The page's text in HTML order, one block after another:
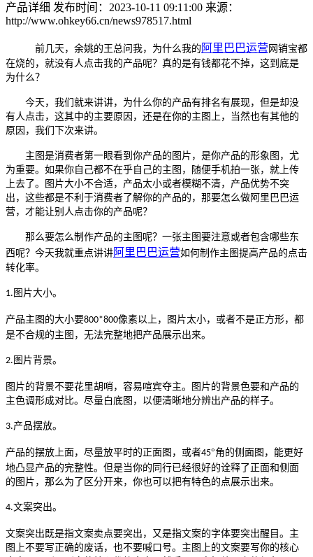
产品详细 发布时间：2023-10-11 09:11:00 来源：
http://www.ohkey66.cn/news978517.html
前几天，余姚的王总问我，为什么我的 阿里巴巴运营 网销宝都
在烧的，就没有人点击我的产品呢？真的是有钱都花不掉，这到底是
为什么？
今天，我们就来讲讲，为什么你的产品有排名有展现，但是却没
有人点击，这其中的主要原因，还是在你的主图上，当然也有其他的
原因，我们下次来讲。
主图是消费者第一眼看到你产品的图片，是你产品的形象图，尤
为重要。如果你自己都不在乎自己的主图，随便手机拍一张，就上传
上去了。图片大小不合适，产品太小或者模糊不清，产品优势不突
出，这些都是不利于消费者了解你的产品的，那要怎么做阿里巴巴运
营，才能让别人点击你的产品呢？
那么要怎么制作产品的主图呢？一张主图要注意或者包含哪些东
西呢？今天我就重点讲讲 阿里巴巴运营如何制作主图提高产品的点击
转化率。
1. 图片大小。
产品主图的大小要800*800像素以上，图片太小，或者不是正方形，都
是不合规的主图，无法完整地把产品展示出来。
2. 图片背景。
图片的背景不要花里胡哨，容易喧宾夺主。图片的背景色要和产品的
主色调形成对比。尽量白底图，以便清晰地分辨出产品的样子。
3.产品摆放。
产品的摆放上面，尽量放平时的正面图，或者45°角的侧面图，能更好
地凸显产品的完整性。但是当你的同行已经很好的诠释了正面和侧面
的图片，那么为了区分开来，你也可以把有特色的点展示出来。
4.文案突出。
文案突出既是指文案卖点要突出，又是指文案的字体要突出醒目。主
图上不要写正确的废话，也不要喊口号。主图上的文案要写你的核心